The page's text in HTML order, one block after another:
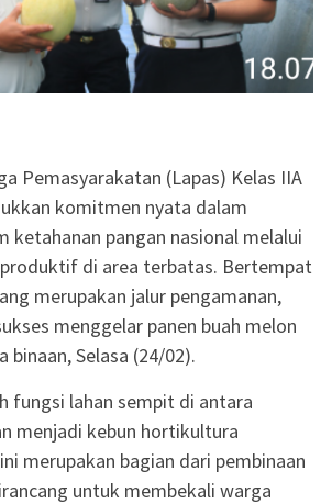
Pemasyarakatan (Lapas) Kelas IIA
komitmen nyata dalam
ketahanan pangan nasional melalui
di area terbatas. Bertempat
merupakan jalur pengamanan,
menggelar panen buah melon
binaan, Selasa (24/02).
fungsi lahan sempit di antara
menjadi kebun hortikultura
merupakan bagian dari pembinaan
untuk membekali warga